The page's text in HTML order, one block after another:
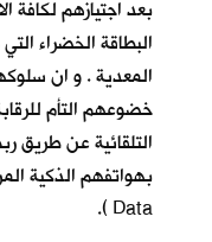
بعد اجتيازهم لكافة
البطاقة الخضراء
المعدية . و ان
خضوعهم التأم
التلقائية عن طريق
Data ).